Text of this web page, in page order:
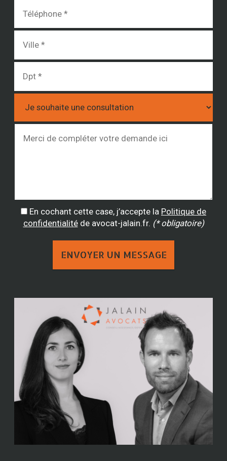
En cochant cette case, j’accepte la Politique de
confidentialitéde avocat-jalain.fr. (* obligatoire)